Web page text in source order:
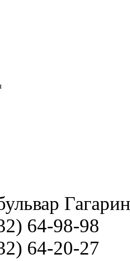
64-98-98
64-20-27